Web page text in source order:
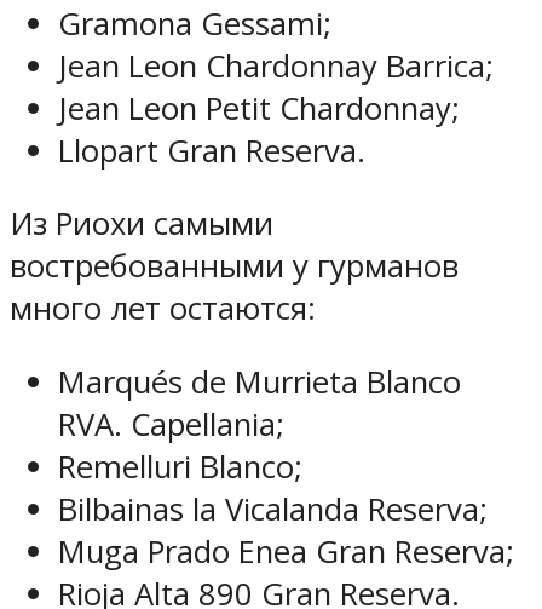
Gramona Gessami;
Jean Leon Chardonnay Barrica;
Jean Leon Petit Chardonnay;
Llopart Gran Reserva.
Из Риохи самыми
востребованными у гурманов
много лет остаются:
Marqués de Murrieta Blanco
RVA. Capellania;
Remelluri Blanco;
Bilbainas la Vicalanda Reserva;
Muga Prado Enea Gran Reserva;
Rioja Alta 890 Gran Reserva.